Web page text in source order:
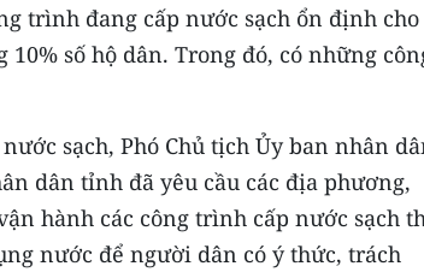
trình đang cấp nước sạch ổn định
số hộ dân. Trong đó, có những
sạch, Phó Chủ tịch Ủy ban nhân
dân tỉnh đã yêu cầu các địa phương,
hành các công trình cấp nước sạch
nước để người dân có ý thức, trách